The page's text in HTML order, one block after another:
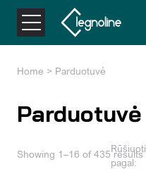
Home > Parduotuvė
Parduotuvė
Showing 1–16 of 435 results
Rūšiuoti
pagal: